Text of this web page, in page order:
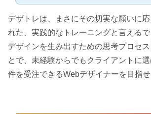
デザトレは、まさにその切実な願いに
れた、実践的なトレーニングと言える
デザインを生み出すための思考プロセ
とで、未経験からでもクライアントに
件を受注できるWebデザイナーを目指せ